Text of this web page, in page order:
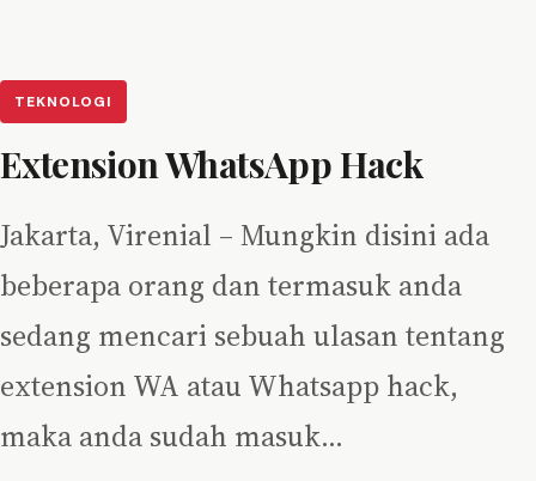
TEKNOLOGI
Extension WhatsApp Hack
Jakarta, Virenial – Mungkin disini ada
beberapa orang dan termasuk anda
sedang mencari sebuah ulasan tentang
extension WA atau Whatsapp hack,
maka anda sudah masuk…